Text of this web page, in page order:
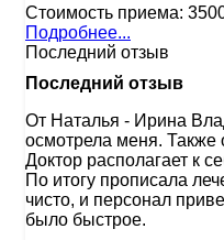
Стоимость приема:
Подробнее...
Последний отзыв
Последний отзыв
От Наталья - Ирина
осмотрела меня. Также
Доктор располагает к
По итогу прописала
чисто, и персонал
было быстрое.